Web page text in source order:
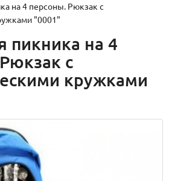
на 4 персоны. Рюкзак с
"0001"
пикника на 4
с
кружками